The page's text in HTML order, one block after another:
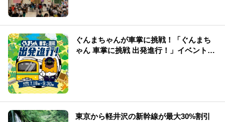
ぐんまちゃんが車掌に挑戦！「ぐんまち
ゃん 車掌に挑戦 出発進行！」イベント情
東京から軽井沢の新幹線が最大30%割引